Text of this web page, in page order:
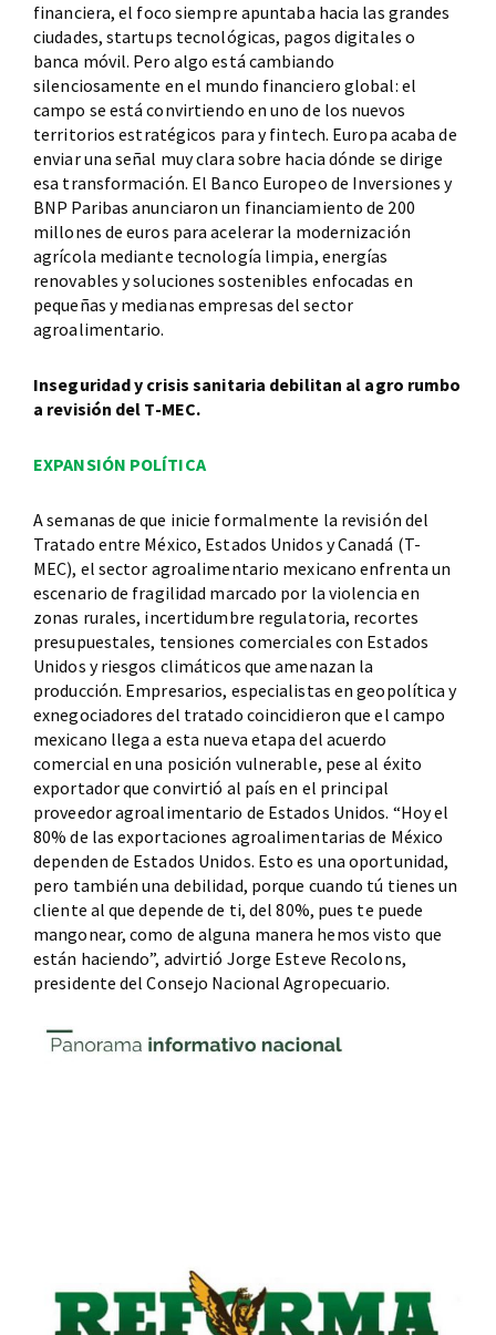
financiera, el foco siempre apuntaba hacia las grandes
ciudades, startups tecnológicas, pagos digitales o
banca móvil. Pero algo está cambiando
silenciosamente en el mundo financiero global: el
campo se está convirtiendo en uno de los nuevos
territorios estratégicos para y fintech. Europa acaba de
enviar una señal muy clara sobre hacia dónde se dirige
esa transformación. El Banco Europeo de Inversiones y
BNP Paribas anunciaron un financiamiento de 200
millones de euros para acelerar la modernización
agrícola mediante tecnología limpia, energías
renovables y soluciones sostenibles enfocadas en
pequeñas y medianas empresas del sector
agroalimentario.
Inseguridad y crisis sanitaria debilitan al agro rumbo
a revisión del T-MEC.
EXPANSIÓN POLÍTICA
A semanas de que inicie formalmente la revisión del
Tratado entre México, Estados Unidos y Canadá (T-
MEC), el sector agroalimentario mexicano enfrenta un
escenario de fragilidad marcado por la violencia en
zonas rurales, incertidumbre regulatoria, recortes
presupuestales, tensiones comerciales con Estados
Unidos y riesgos climáticos que amenazan la
producción. Empresarios, especialistas en geopolítica y
exnegociadores del tratado coincidieron que el campo
mexicano llega a esta nueva etapa del acuerdo
comercial en una posición vulnerable, pese al éxito
exportador que convirtió al país en el principal
proveedor agroalimentario de Estados Unidos. “Hoy el
80% de las exportaciones agroalimentarias de México
dependen de Estados Unidos. Esto es una oportunidad,
pero también una debilidad, porque cuando tú tienes un
cliente al que depende de ti, del 80%, pues te puede
mangonear, como de alguna manera hemos visto que
están haciendo”, advirtió Jorge Esteve Recolons,
presidente del Consejo Nacional Agropecuario.